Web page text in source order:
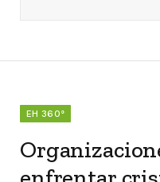
EH 360°